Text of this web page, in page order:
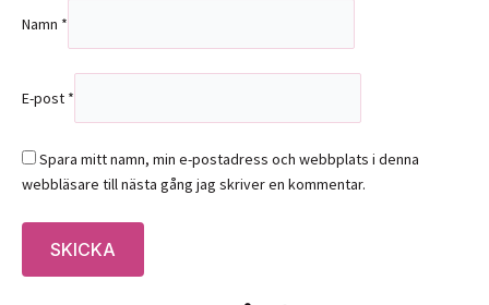
Namn *
E-post *
Spara mitt namn, min e-postadress och webbplats i denna
webbläsare till nästa gång jag skriver en kommentar.